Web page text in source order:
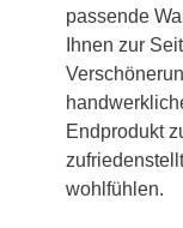
passende
Ihnen zur
Endprodukt
wohlfühlen.